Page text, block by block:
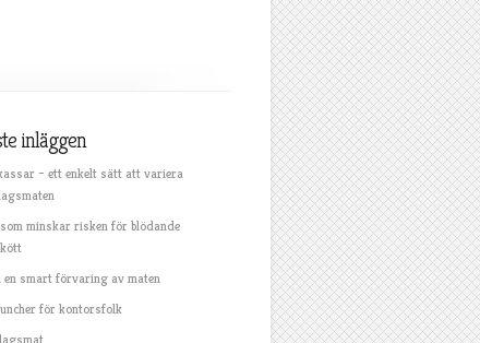
inläggen
– ett enkelt sätt att variera
minskar risken för blödande
en smart förvaring av maten
för kontorsfolk